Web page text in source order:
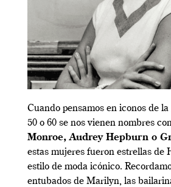
Cuando pensamos en iconos de
50 o 60 se nos vienen nombres
Monroe, Audrey Hepburn o
estas mujeres fueron estrellas de
estilo de moda icónico.
entubados de Marilyn, las